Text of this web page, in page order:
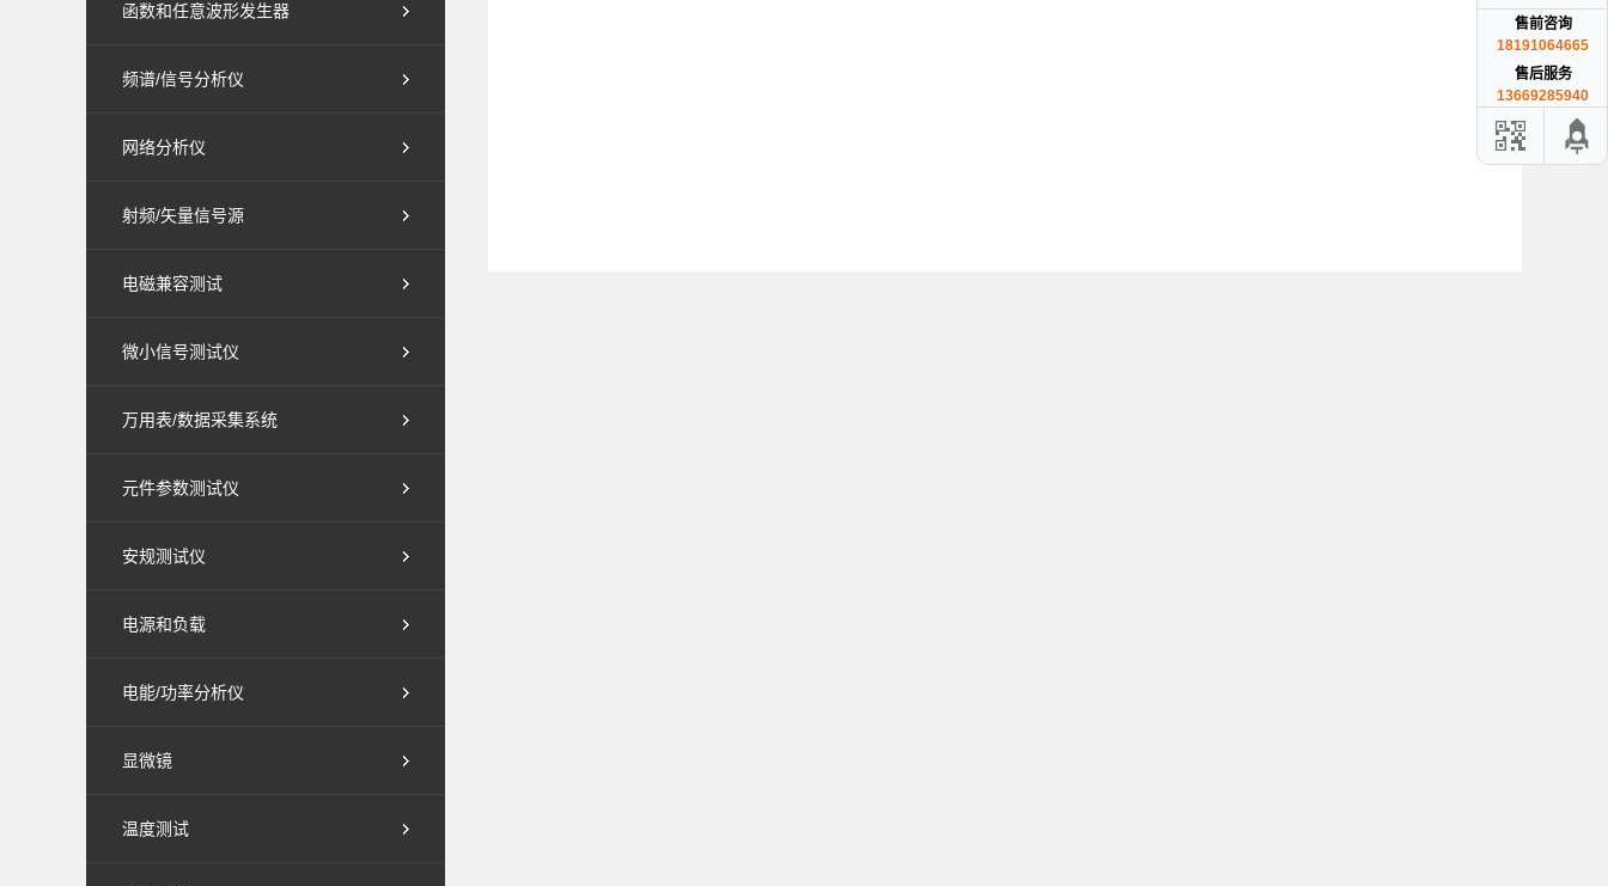
函数和任意波形发生器
频谱/信号分析仪
网络分析仪
射频/矢量信号源
电磁兼容测试
微小信号测试仪
万用表/数据采集系统
元件参数测试仪
安规测试仪
电源和负载
电能/功率分析仪
显微镜
温度测试
售前咨询
18191064665
售后服务
13669285940